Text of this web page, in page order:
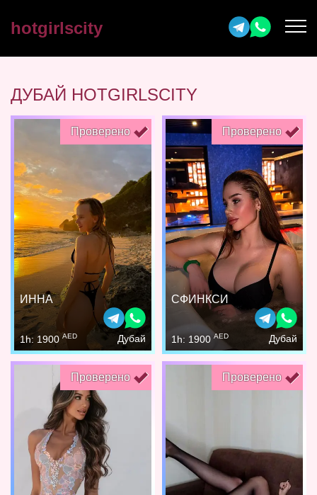
hotgirlscity
ДУБАЙ HOTGIRLSCITY
Проверено
ИННА
1h: 1900 AED Дубай
Проверено
СФИНКСИ
1h: 1900 AED Дубай
Проверено Проверено